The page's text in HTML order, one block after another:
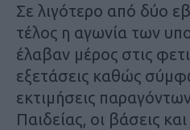
Σε λιγότερο από δύο
τέλος η αγωνία των
έλαβαν μέρος στις
εξετάσεις καθώς
εκτιμήσεις
Παιδείας, οι βάσεις